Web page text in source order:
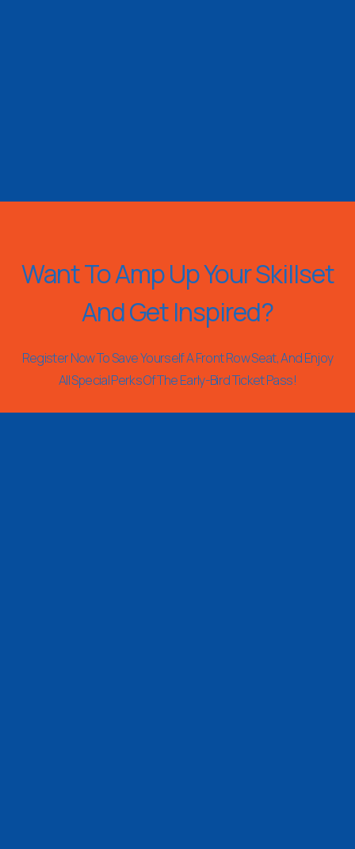
Want To Amp Up Your Skillset
And Get Inspired?
Register Now To Save Yourself A Front Row Seat, And Enjoy
All Special Perks Of The Early-Bird Ticket Pass!